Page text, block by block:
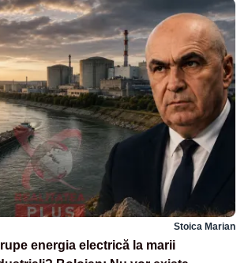
Stoica Marian
energia electrică la marii